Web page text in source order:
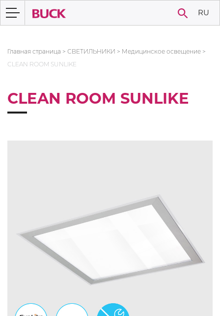
RU
Главная страница > СВЕТИЛЬНИКИ > Медицинское освещение >
CLEAN ROOM SUNLIKE
CLEAN ROOM SUNLIKE